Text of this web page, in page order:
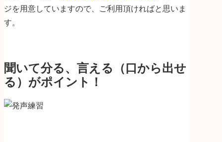
ジを用意していますので、ご利用頂ければと思いま
す。
聞いて分る、言える（口から出せ
る）がポイント！